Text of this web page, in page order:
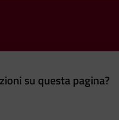
su questa pagina?